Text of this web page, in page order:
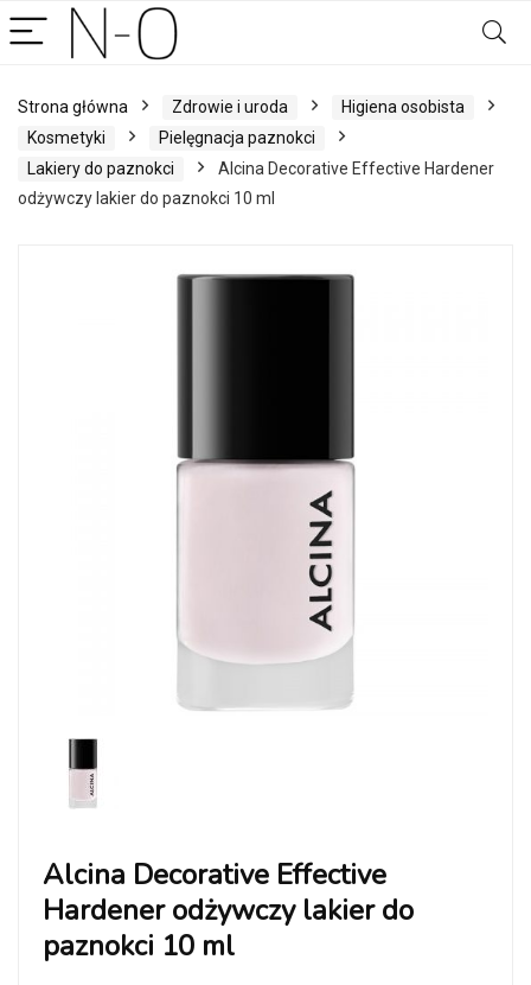
Strona główna Zdrowie i uroda
Higiena osobista
Kosmetyki
Pielęgnacja paznokci
Lakiery do paznokci
Alcina Decorative Effective Hardener
odżywczy lakier do paznokci 10 ml
Alcina Decorative Effective
Hardener odżywczy lakier do
paznokci 10 ml